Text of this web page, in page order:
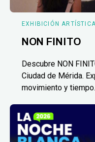
EXHIBICIÓN ARTÍSTICA
NON FINITO
Descubre NON
Ciudad de Mérida.
movimiento y tiempo.